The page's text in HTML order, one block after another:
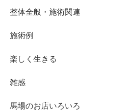
整体全般・施術関連
施術例
楽しく生きる
雑感
馬場のお店いろいろ